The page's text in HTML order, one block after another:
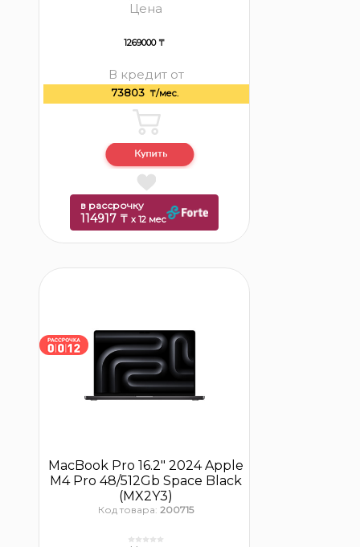
Цена
1269000 ₸
В кредит от
73803 ₸/мес.
в рассрочку
114917 ₸ x 12 мес
MacBook Pro 16.2″ 2024 Apple
M4 Pro 48/512Gb Space Black
(MX2Y3)
Код товара: 200715